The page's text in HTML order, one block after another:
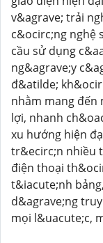
v&agrave; trải
c&ocirc;ng nghệ
cầu sử dụng
ng&agrave;y
đ&atilde;
nhằm mang
lợi, nhanh
xu hướng hiện
tr&ecirc;n nhiều
điện thoại
t&iacute;nh
d&agrave;ng
mọi l&uacute;c,